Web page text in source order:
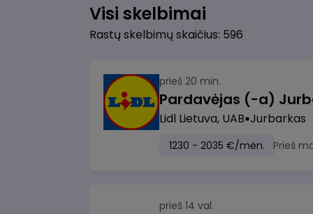
Visi skelbimai
Rastų skelbimų skaičius: 596
prieš 20 min.
Pardavėjas (-a)
Lidl Lietuva, UAB Jurbarkas
1230 - 2035 €/mėn. Prieš
prieš 14 val.